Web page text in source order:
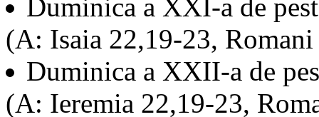
Duminica a XXI-a de
(A: Isaia 22,19-23,
Duminica a XXII-a de
(A: Ieremia 22,19-23,